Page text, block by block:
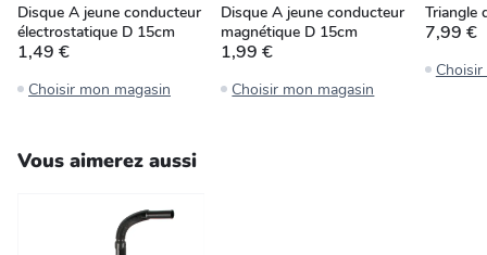
Disque A jeune conducteur
électrostatique D 15cm
1,49 €
Choisir mon magasin
Disque A jeune conducteur
magnétique D 15cm
1,99 €
Choisir mon magasin
Triangle
7,99 €
Vous aimerez aussi